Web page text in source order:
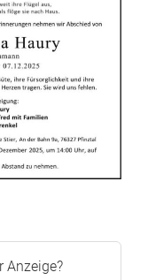
Anzeige?